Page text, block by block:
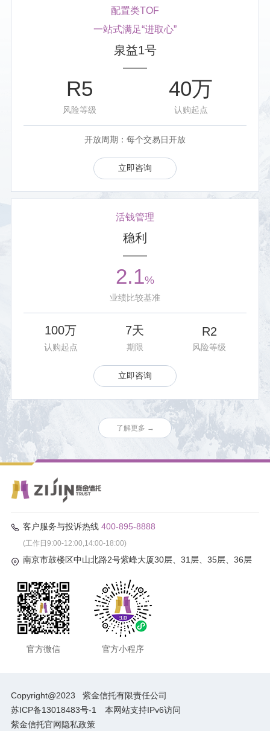
配置类TOF
一站式满足“进取心”
泉益1号
R5
风险等级
40万
认购起点
开放周期：每个交易日开放
立即咨询
活钱管理
稳利
2.1%
业绩比较基准
100万
认购起点
7天
期限
R2
风险等级
立即咨询
了解更多 →
客户服务与投诉热线 400-895-8888
(工作日9:00-12:00,14:00-18:00)
南京市鼓楼区中山北路2号紫峰大厦30层、31层、35层、36层
官方微信 官方小程序
Copyright@2023
紫金信托有限责任公司
苏ICP备13018483号-1
本网站支持IPv6访问
紫金信托官网隐私政策